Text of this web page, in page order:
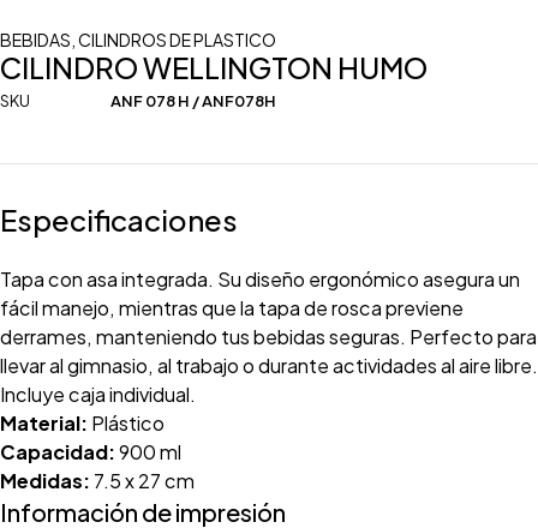
BEBIDAS CILINDROS DE PLASTICO
CILINDRO WELLINGTON HUMO
SKU ANF 078 H / ANF078H
Especificaciones
Tapa con asa integrada. Su diseño ergonómico asegura un
fácil manejo, mientras que la tapa de rosca previene
derrames, manteniendo tus bebidas seguras. Perfecto para
llevar al gimnasio, al trabajo o durante actividades al aire libre.
Incluye caja individual.
Material: Plástico
Capacidad:900 ml
Medidas: 7.5 x 27 cm
Información de impresión